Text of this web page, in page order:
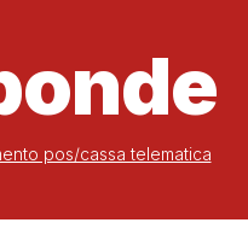
pos/cassa telematica